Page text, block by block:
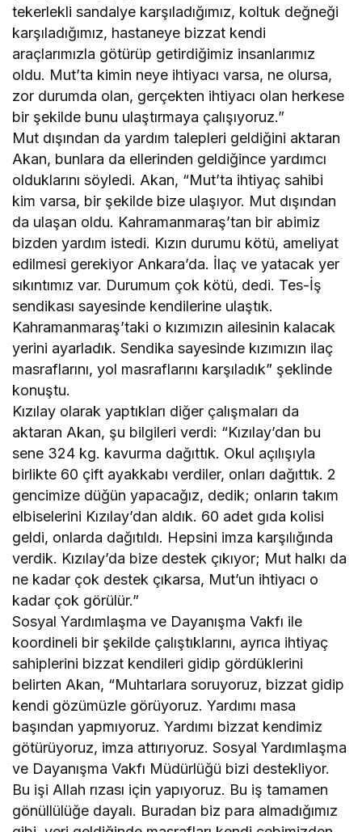
tekerlekli sandalye karşıladığımız, koltuk değneği
karşıladığımız, hastaneye bizzat kendi
araçlarımızla götürüp getirdiğimiz insanlarımız
oldu. Mut’ta kimin neye ihtiyacı varsa, ne olursa,
zor durumda olan, gerçekten ihtiyacı olan herkese
bir şekilde bunu ulaştırmaya çalışıyoruz.”
Mut dışından da yardım talepleri geldiğini aktaran
Akan, bunlara da ellerinden geldiğince yardımcı
olduklarını söyledi. Akan, “Mut’ta ihtiyaç sahibi
kim varsa, bir şekilde bize ulaşıyor. Mut dışından
da ulaşan oldu. Kahramanmaraş’tan bir abimiz
bizden yardım istedi. Kızın durumu kötü, ameliyat
edilmesi gerekiyor Ankara’da. İlaç ve yatacak yer
sıkıntımız var. Durumum çok kötü, dedi. Tes-İş
sendikası sayesinde kendilerine ulaştık.
Kahramanmaraş’taki o kızımızın ailesinin kalacak
yerini ayarladık. Sendika sayesinde kızımızın ilaç
masraflarını, yol masraflarını karşıladık” şeklinde
konuştu.
Kızılay olarak yaptıkları diğer çalışmaları da
aktaran Akan, şu bilgileri verdi: “Kızılay’dan bu
sene 324 kg. kavurma dağıttık. Okul açılışıyla
birlikte 60 çift ayakkabı verdiler, onları dağıttık. 2
gencimize düğün yapacağız, dedik; onların takım
elbiselerini Kızılay’dan aldık. 60 adet gıda kolisi
geldi, onlarda dağıtıldı. Hepsini imza karşılığında
verdik. Kızılay’da bize destek çıkıyor; Mut halkı da
ne kadar çok destek çıkarsa, Mut’un ihtiyacı o
kadar çok görülür.”
Sosyal Yardımlaşma ve Dayanışma Vakfı ile
koordineli bir şekilde çalıştıklarını, ayrıca ihtiyaç
sahiplerini bizzat kendileri gidip gördüklerini
belirten Akan, “Muhtarlara soruyoruz, bizzat gidip
kendi gözümüzle görüyoruz. Yardımı masa
başından yapmıyoruz. Yardımı bizzat kendimiz
götürüyoruz, imza attırıyoruz. Sosyal Yardımlaşma
ve Dayanışma Vakfı Müdürlüğü bizi destekliyor.
Bu işi Allah rızası için yapıyoruz. Bu iş tamamen
gönüllülüğe dayalı. Buradan biz para almadığımız